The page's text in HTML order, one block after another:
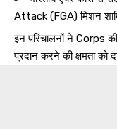
Attack (FGA) मिशन
इन परिचालनों ने Corps की
प्रदान करने की क्षमता को